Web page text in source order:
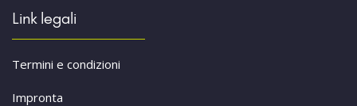
Link legali
Termini e condizioni
Impronta